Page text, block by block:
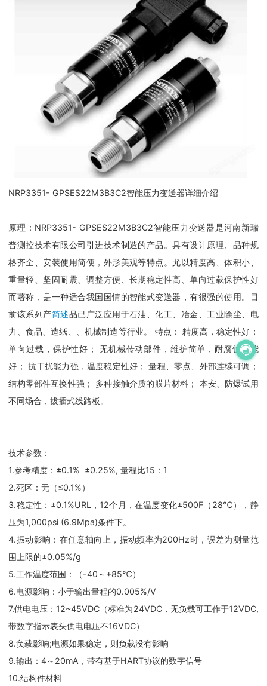
NRP3351- GPSES22M3B3C2智能压力变送器详细介绍
原理：NRP3351- GPSES22M3B3C2智能压力变送器是河南新瑞
普测控技术有限公司引进技术制造的产品。具有设计原理、品种规
格齐全、安装使用简便，外形美观等特点。尤以精度高、体积小、
重量轻、坚固耐震、调整方便、长期稳定性高、单向过载保护性好
而著称，是一种适合我国国情的智能式变送器，有很强的使用。目
前该系列产简述品已广泛应用于石油、化工、冶金、工业除尘、电
力、食品、造纸、、机械制造等行业。 特点： 精度高，稳定性好；
单向过载，保护性好； 无机械传动部件，维护简单，耐腐蚀性能
好； 抗干扰能力强，温度稳定性好； 量程、零点、外部连续可调；
结构零部件互换性强； 多种接触介质的膜片材料； 本安、防爆试用
不同场合，拔插式线路板。
技术参数：
1.参考精度：±0.1% ±0.25%, 量程比15：1
2.死区：无（≤0.1%）
3.稳定性：±0.1%URL，12个月，在温度变化±500F（28℃），静
压为1,000psi (6.9Mpa)条件下。
4.振动影响：在任意轴向上，振动频率为200Hz时，误差为测量范
围上限的±0.05%/g
5.工作温度范围：（-40～+85℃）
6.电源影响：小于输出量程的0.005%/V
7.供电电压：12~45VDC（标准为24VDC，无负载可工作于12VDC,
带数字指示表头供电电压不16VDC）
8.负载影响;电源如果稳定，则负载没有影响
9.输出：4～20mA，带有基于HART协议的数字信号
10.结构件材料